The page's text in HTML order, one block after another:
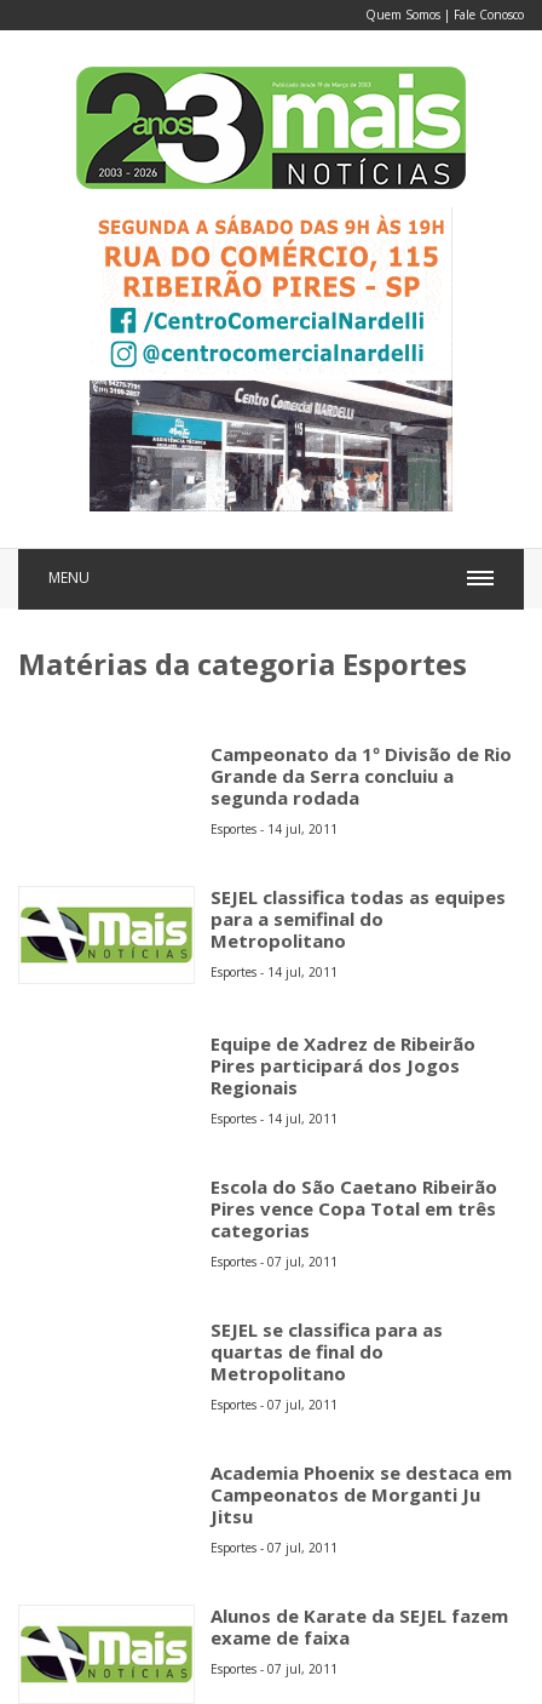
Quem Somos | Fale Conosco
MENU
Matérias da categoria Esportes
Campeonato da 1º Divisão de Rio
Grande da Serra concluiu a
segunda rodada
Esportes - 14 jul, 2011
SEJEL classifica todas as equipes
para a semifinal do
Metropolitano
Esportes - 14 jul, 2011
Equipe de Xadrez de Ribeirão
Pires participará dos Jogos
Regionais
Esportes - 14 jul, 2011
Escola do São Caetano Ribeirão
Pires vence Copa Total em três
categorias
Esportes - 07 jul, 2011
SEJEL se classifica para as
quartas de final do
Metropolitano
Esportes - 07 jul, 2011
Academia Phoenix se destaca em
Campeonatos de Morganti Ju
Jitsu
Esportes - 07 jul, 2011
Alunos de Karate da SEJEL fazem
exame de faixa
Esportes - 07 jul, 2011